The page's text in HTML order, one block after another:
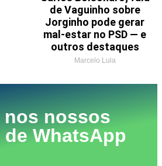
de Vaguinho sobre
Jorginho pode gerar
mal-estar no PSD — e
outros destaques
Marcelo Lula
nos nossos
WhatsApp